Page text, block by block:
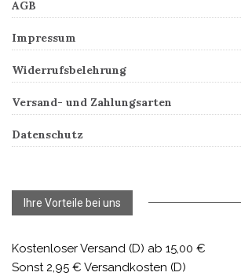
AGB
Impressum
Widerrufsbelehrung
Versand- und Zahlungsarten
Datenschutz
Ihre Vorteile bei uns
Kostenloser Versand (D) ab 15,00 €
Sonst 2,95 € Versandkosten (D)